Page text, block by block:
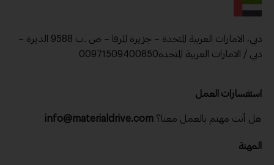
دبي، الامارات العربية المتحدة – جزيرة المرفا – ص .ب 9588 الديرة –
دبي / الامارات العربية المتحدة00971509400850
استفسارات العمل
هل أنت مهتم بالعمل معنا؟ info@materialdrive.com
المهنة